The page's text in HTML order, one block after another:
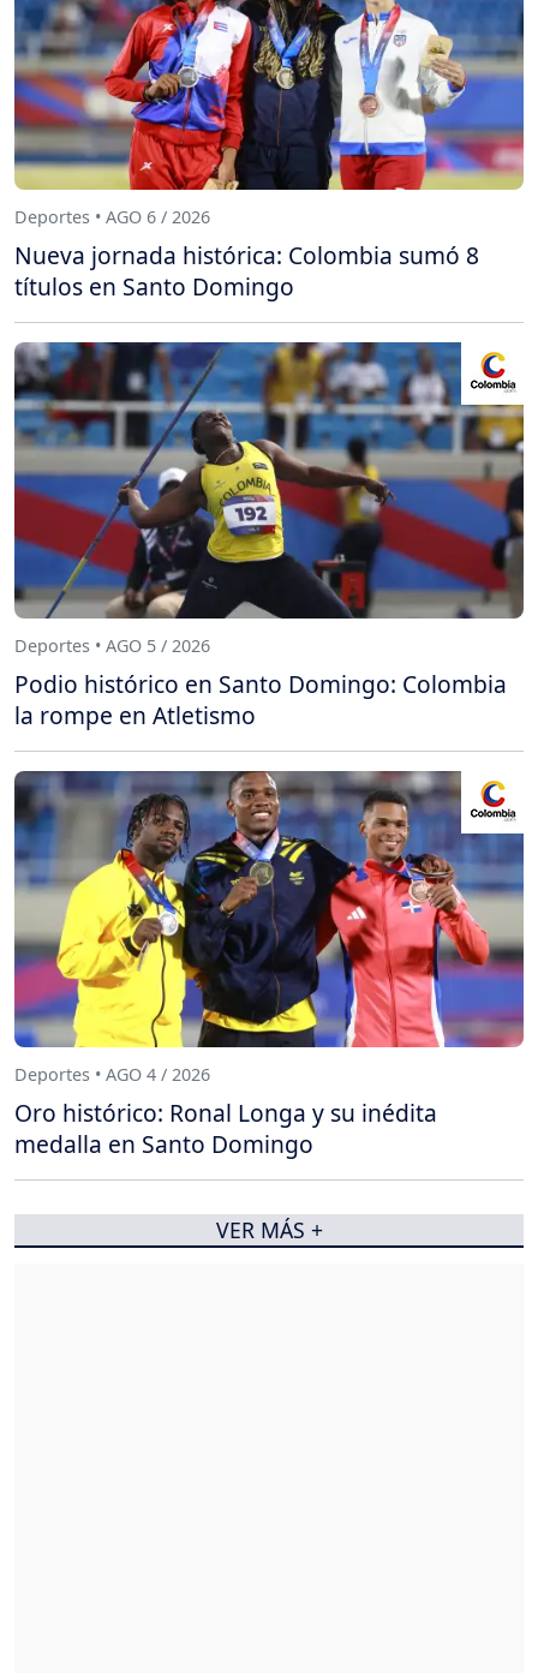
Deportes • AGO 6 / 2026
Nueva jornada histórica: Colombia sumó 8
títulos en Santo Domingo
Deportes • AGO 5 / 2026
Podio histórico en Santo Domingo: Colombia
la rompe en Atletismo
Deportes • AGO 4 / 2026
Oro histórico: Ronal Longa y su inédita
medalla en Santo Domingo
VER MÁS +